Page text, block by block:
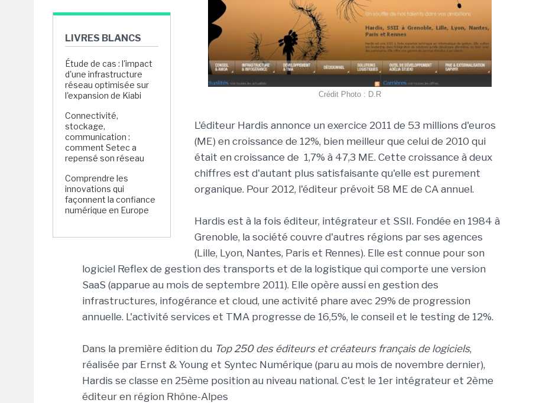
LIVRES BLANCS
Étude de cas : l'impact
d'une infrastructure
réseau optimisée sur
l'expansion de Kiabi
Connectivité,
stockage,
communication :
comment Setec a
repensé son réseau
Comprendre les
innovations qui
façonnent la confiance
numérique en Europe
Crédit Photo : D.R
L'éditeur Hardis annonce un exercice 2011 de 53 millions d'euros
(ME) en croissance de 12%, bien meilleur que celui de 2010 qui
était en croissance de 1,7% à 47,3 ME. Cette croissance à deux
chiffres est d'autant plus satisfaisante qu'elle est purement
organique. Pour 2012, l'éditeur prévoit 58 ME de CA annuel.
Hardis est à la fois éditeur, intégrateur et SSII. Fondée en 1984 à
Grenoble, la société couvre d'autres régions par ses agences
(Lille, Lyon, Nantes, Paris et Rennes). Elle est connue pour son
logiciel Reflex de gestion des transports et de la logistique qui comporte une version
SaaS (apparue au mois de septembre 2011). Elle opère aussi en gestion des
infrastructures, infogérance et cloud, une activité phare avec 29% de progression
annuelle. L'activité services et TMA progresse de 16,5%, le conseil et le testing de 12%.
Dans la première édition du Top 250 des éditeurs et créateurs français de logiciels,
réalisée par Ernst & Young et Syntec Numérique (paru au mois de novembre dernier),
Hardis se classe en 25ème position au niveau national. C'est le 1er intégrateur et 2ème
éditeur en région Rhône-Alpes